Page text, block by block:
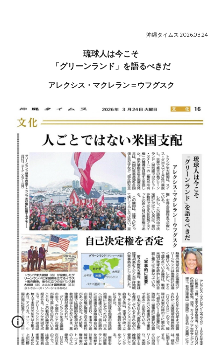
沖縄タイムス 2026.03.24
琉球人は今こそ
「グリーンランド」を語るべきだ
アレクシス・マクレラン＝ウフグスク